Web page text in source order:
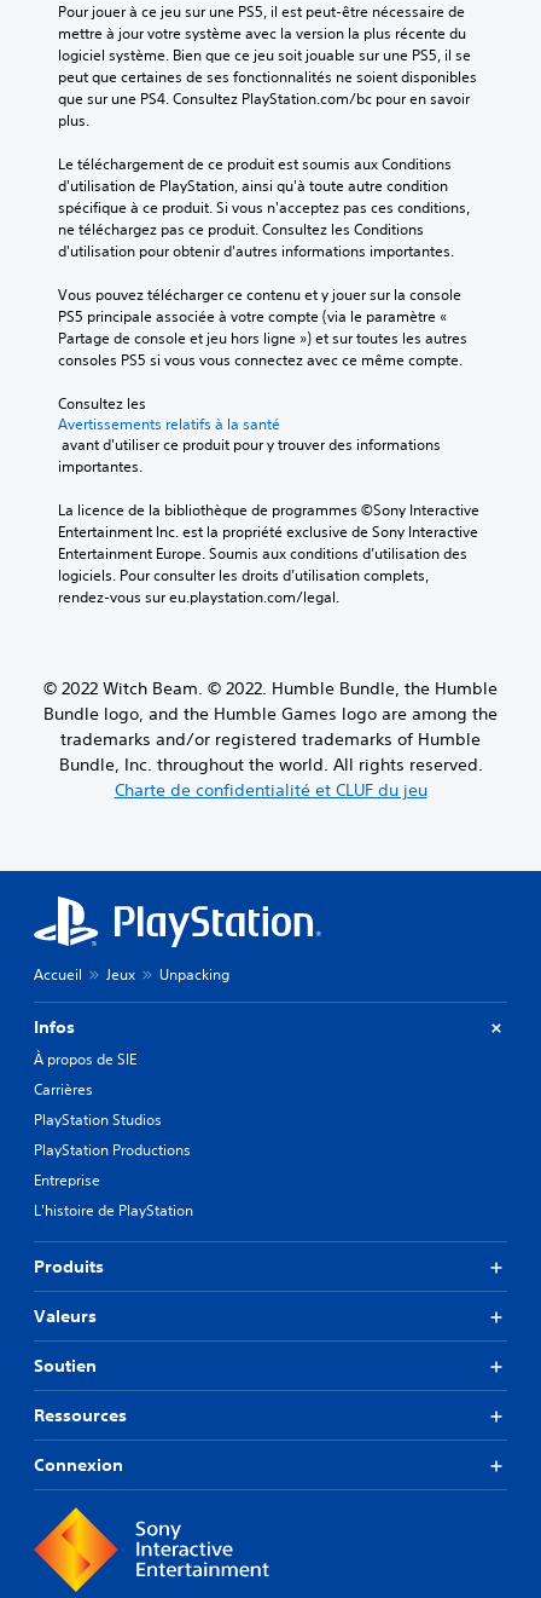
Pour jouer à ce jeu sur une PS5, il est peut-être nécessaire de
mettre à jour votre système avec la version la plus récente du
logiciel système. Bien que ce jeu soit jouable sur une PS5, il se
peut que certaines de ses fonctionnalités ne soient disponibles
que sur une PS4. Consultez PlayStation.com/bc pour en savoir
plus.
Le téléchargement de ce produit est soumis aux Conditions
d'utilisation de PlayStation, ainsi qu'à toute autre condition
spécifique à ce produit. Si vous n'acceptez pas ces conditions,
ne téléchargez pas ce produit. Consultez les Conditions
d'utilisation pour obtenir d'autres informations importantes.
Vous pouvez télécharger ce contenu et y jouer sur la console
PS5 principale associée à votre compte (via le paramètre «
Partage de console et jeu hors ligne ») et sur toutes les autres
consoles PS5 si vous vous connectez avec ce même compte.
Consultez les
Avertissements relatifs à la santé
importantes.
La licence de la bibliothèque de programmes ©Sony Interactive
Entertainment Inc. est la propriété exclusive de Sony Interactive
Entertainment Europe. Soumis aux conditions d’utilisation des
logiciels. Pour consulter les droits d’utilisation complets,
rendez-vous sur eu.playstation.com/legal.
© 2022 Witch Beam. © 2022. Humble Bundle, the Humble
Bundle logo, and the Humble Games logo are among the
trademarks and/or registered trademarks of Humble
Bundle, Inc. throughout the world. All rights reserved.
Charte de confidentialité et CLUF du jeu
Accueil Jeux Unpacking
Infos
À propos de SIE
Carrières
PlayStation Studios
PlayStation Productions
Entreprise
L'histoire de PlayStation
Produits
Valeurs
Soutien
Ressources
Connexion